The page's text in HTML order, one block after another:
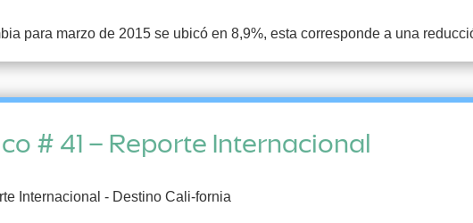
para marzo de 2015 se ubicó en 8,9%, esta corresponde a una
# 41 – Reporte Internacional
Internacional - Destino Cali-fornia